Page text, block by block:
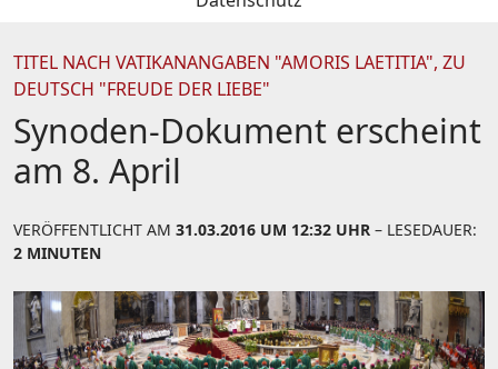
TITEL NACH VATIKANANGABEN "AMORIS LAETITIA", ZU
DEUTSCH "FREUDE DER LIEBE"
Synoden-Dokument erscheint
am 8. April
VERÖFFENTLICHT AM 31.03.2016 UM 12:32 UHR – LESEDAUER:
2 MINUTEN